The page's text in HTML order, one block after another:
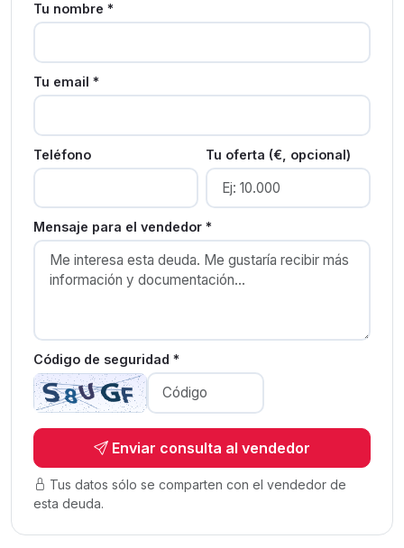
Tu nombre *
Tu email *
Teléfono Tu oferta (€, opcional)
Mensaje para el vendedor *
Código de seguridad *
Enviar consulta al vendedor
Tus datos sólo se comparten con el vendedor de
esta deuda.